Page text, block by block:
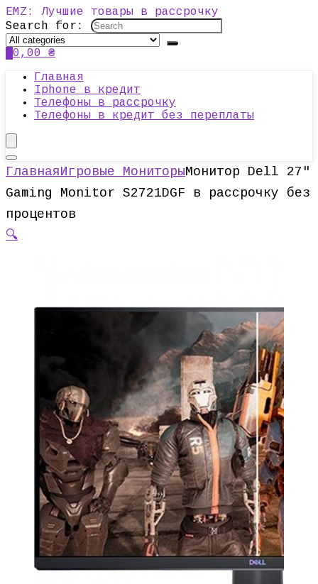
EMZ: Лучшие товары в рассрочку
Search for:
0,00 ₴
Главная
Iphone в кредит
Телефоны в рассрочку
Телефоны в кредит без переплаты
ГлавнаяИгровые МониторыМонитор Dell 27″
Gaming Monitor S2721DGF в рассрочку без
процентов
🔍